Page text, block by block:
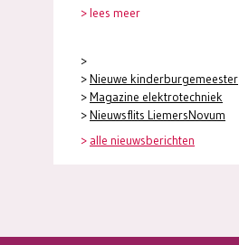
> lees meer
>
>Nieuwe kinderburgemeester
>Magazine elektrotechniek
>Nieuwsflits LiemersNovum
> alle nieuwsberichten